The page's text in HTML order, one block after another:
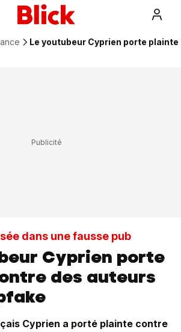
Le youtubeur Cyprien porte
dans une fausse pub
Cyprien porte
des auteurs
Cyprien a porté plainte contre